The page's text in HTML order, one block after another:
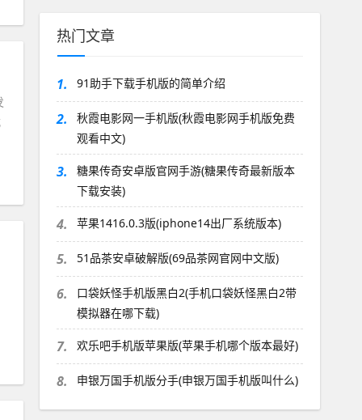
热门文章
1. 91助手下载手机版的简单介绍
2.
秋霞电影网一手机版(秋霞电影网手机版免费
观看中文)
3.
糖果传奇安卓版官网手游(糖果传奇最新版本
下载安装)
4. 苹果1416.0.3版(iphone14出厂系统版本)
5. 51品茶安卓破解版(69品茶网官网中文版)
6.
口袋妖怪手机版黑白2(手机口袋妖怪黑白2带
模拟器在哪下载)
7. 欢乐吧手机版苹果版(苹果手机哪个版本最好)
8. 申银万国手机版分手(申银万国手机版叫什么)